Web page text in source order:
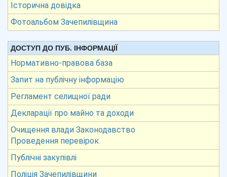
Історична довідка
Фотоальбом Зачепилівщина
ДОСТУП ДО ПУБ. ІНФОРМАЦІЇ
Нормативно-правова база
Запит на публічну інформацію
Регламент селищної ради
Декларації про майно та доходи
Очищення влади Законодавство
Проведення перевірок
Публічні закупівлі
Поліція Зачепилівщини